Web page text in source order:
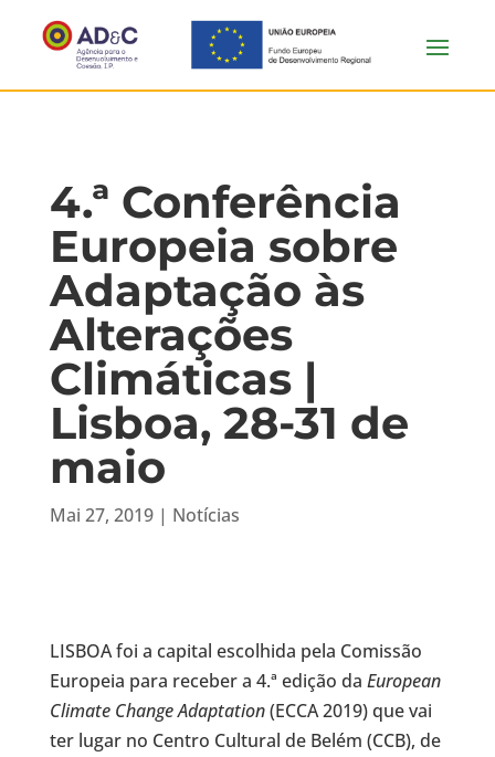
4.ª Conferência
Europeia sobre
Adaptação às
Alterações
Climáticas |
Lisboa, 28-31 de
maio
Mai 27, 2019| Notícias
LISBOA foi a capital escolhida pela Comissão
Europeia para receber a 4.ª edição da European
Climate Change Adaptation(ECCA 2019) que vai
ter lugar no Centro Cultural de Belém (CCB), de